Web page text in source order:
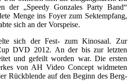
der „Speedy Gonzales Party Band“
Menge ins Foyer zum Sektempfang,
sich an der Vorspeise.
sich der Fest- zum Kinosaal. Zur
DVD 2012. An der bis zur letzten
und gefeilt worden war. Die ersten
von AH Video Concept widmeten
Rückblende auf den Beginn des Berg-